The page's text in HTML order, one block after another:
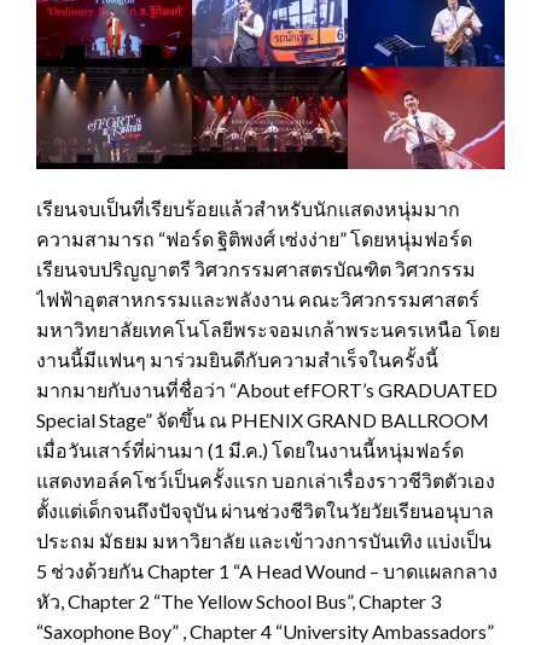
เรียนจบเป็นที่เรียบร้อยแล้วสำหรับนักแสดงหนุ่มมาก
ความสามารถ “ฟอร์ด ฐิติพงศ์ เซ่งง่าย” โดยหนุ่มฟอร์ด
เรียนจบปริญญาตรี วิศวกรรมศาสตรบัณฑิต วิศวกรรม
ไฟฟ้าอุตสาหกรรมและพลังงาน คณะวิศวกรรมศาสตร์
มหาวิทยาลัยเทคโนโลยีพระจอมเกล้าพระนครเหนือ โดย
งานนี้มีแฟนๆ มาร่วมยินดีกับความสำเร็จในครั้งนี้
มากมายกับงานที่ชื่อว่า “About efFORT’s GRADUATED
Special Stage” จัดขึ้น ณ PHENIX GRAND BALLROOM
เมื่อวันเสาร์ที่ผ่านมา (1 มี.ค.) โดยในงานนี้หนุ่มฟอร์ด
แสดงทอล์คโชว์เป็นครั้งแรก บอกเล่าเรื่องราวชีวิตตัวเอง
ตั้งแต่เด็กจนถึงปัจจุบัน ผ่านช่วงชีวิตในวัยวัยเรียนอนุบาล
ประถม มัธยม มหาวิยาลัย และเข้าวงการบันเทิง แบ่งเป็น
5 ช่วงด้วยกัน Chapter 1 “A Head Wound – บาดแผลกลาง
หัว, Chapter 2 “The Yellow School Bus”, Chapter 3
“Saxophone Boy” , Chapter 4 “University Ambassadors”